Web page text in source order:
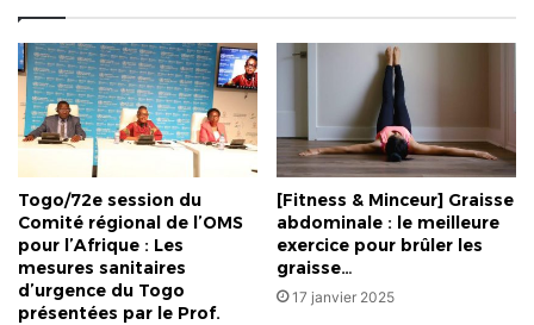
?
Togo/72e session du
Comité régional de l’OMS
pour l’Afrique : Les
mesures sanitaires
d’urgence du Togo
présentées par le Prof.
[Fitness & Minceur] Graisse
abdominale : le meilleure
exercice pour brûler les
graisse…
17 janvier 2025